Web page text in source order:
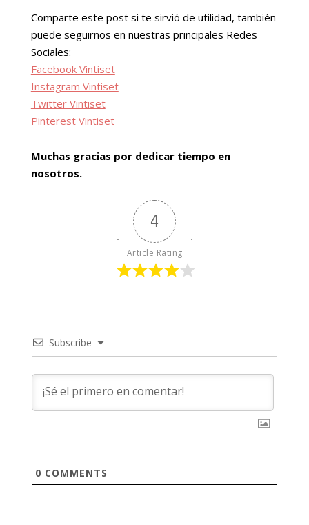
Comparte este post si te sirvió de utilidad, también
puede seguirnos en nuestras principales Redes
Sociales:
Facebook Vintiset
Instagram Vintiset
Twitter Vintiset
Pinterest Vintiset
Muchas gracias por dedicar tiempo en
nosotros.
4
Article Rating
Subscribe
0 COMMENTS